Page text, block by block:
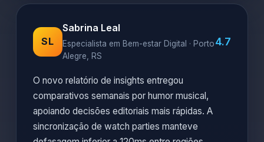
SL
Sabrina Leal
Especialista em Bem-estar Digital · Porto
Alegre, RS
4.7
O novo relatório de insights entregou
comparativos semanais por humor musical,
apoiando decisões editoriais mais rápidas. A
sincronização de watch parties manteve